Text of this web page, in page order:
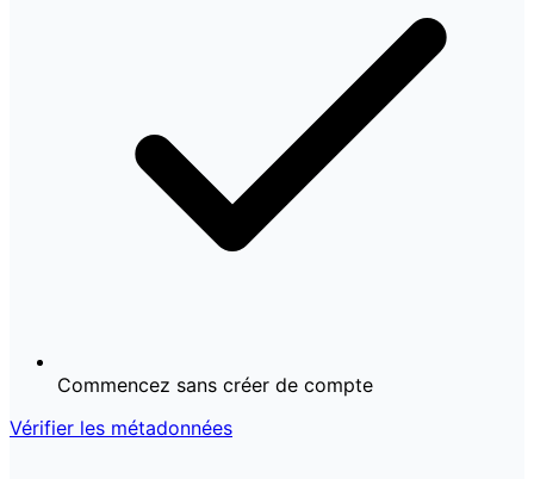
Commencez sans créer de compte
Vérifier les métadonnées